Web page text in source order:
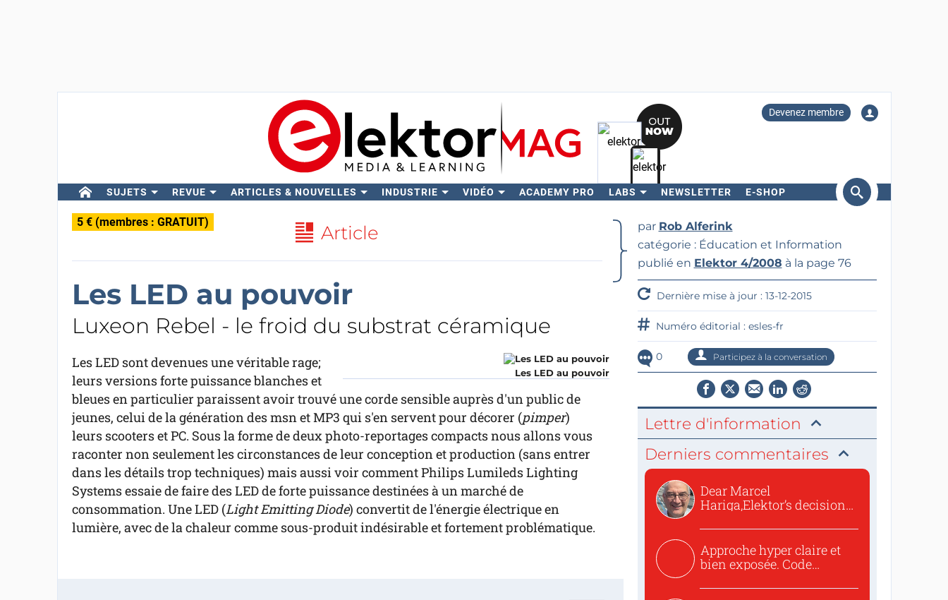
Devenez membre
SUJETS REVUE ARTICLES & NOUVELLES INDUSTRIE VIDÉO ACADEMY PRO LABS NEWSLETTER E-SHOP
Rechercher
5 € (membres : GRATUIT) Article
Les LED au pouvoir
Luxeon Rebel - le froid du substrat céramique
Les LED au pouvoir
Les LED sont devenues une véritable rage;
leurs versions forte puissance blanches et
bleues en particulier paraissent avoir trouvé une corde sensible auprès d'un public de
jeunes, celui de la génération des msn et MP3 qui s'en servent pour décorer (pimper)
leurs scooters et PC. Sous la forme de deux photo-reportages compacts nous allons vous
raconter non seulement les circonstances de leur conception et production (sans entrer
dans les détails trop techniques) mais aussi voir comment Philips Lumileds Lighting
Systems essaie de faire des LED de forte puissance destinées à un marché de
consommation. Une LED (Light Emitting Diode) convertit de l'énergie électrique en
lumière, avec de la chaleur comme sous-produit indésirable et fortement problématique.
par Rob Alferink
catégorie : Éducation et Information
publié en Elektor 4/2008 à la page 76
Dernière mise à jour : 13-12-2015
Numéro éditorial : esles-fr
0 Participez à la conversation
Lettre d'information
Derniers commentaires
Dear Marcel
Hariga,Elektor’s decision
Approche hyper claire et
bien exposée. Code